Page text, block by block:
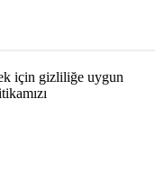
için gizliliğe uygun